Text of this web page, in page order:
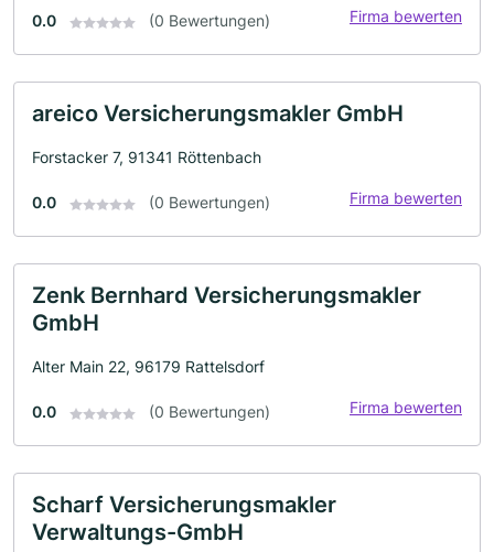
0.0 (0 Bewertungen) Firma bewerten
areico Versicherungsmakler GmbH
Forstacker 7, 91341 Röttenbach
0.0 (0 Bewertungen) Firma bewerten
Zenk Bernhard Versicherungsmakler
GmbH
Alter Main 22, 96179 Rattelsdorf
0.0 (0 Bewertungen) Firma bewerten
Scharf Versicherungsmakler
Verwaltungs-GmbH